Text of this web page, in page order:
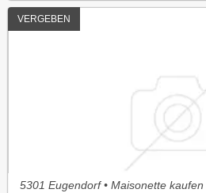
VERGEBEN
5301 Eugendorf • Maisonette kaufen